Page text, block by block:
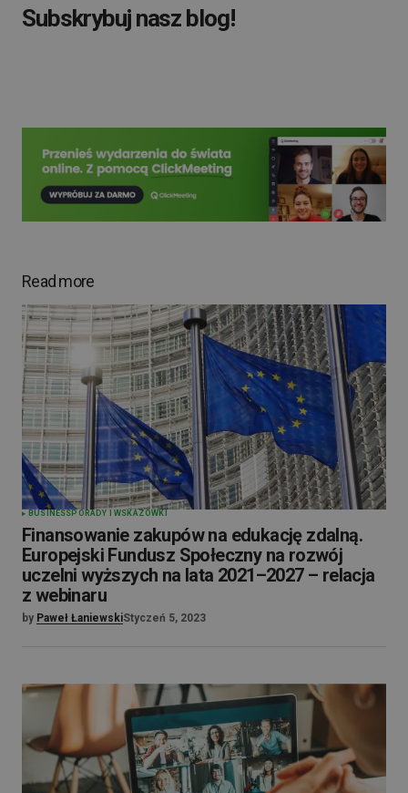
Subskrybuj nasz blog!
Read more
BUSINESS PORADY I WSKAZÓWKI
Finansowanie zakupów na edukację zdalną.
Europejski Fundusz Społeczny na rozwój
uczelni wyższych na lata 2021–2027 – relacja
z webinaru
by Paweł ŁaniewskiStyczeń 5, 2023